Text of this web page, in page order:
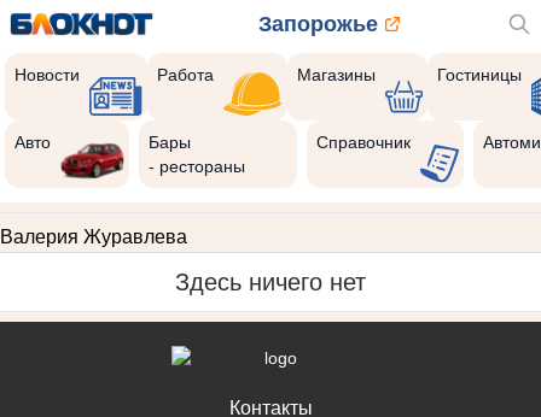
Запорожье
Новости Работа Магазины Гостиницы
Авто
Бары
- рестораны
Справочник
Валерия Журавлева
Здесь ничего нет
Контакты